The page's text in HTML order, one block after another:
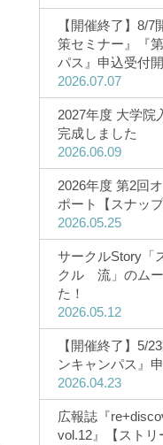
キャン
一人暮
学費
学費・
奨学金
高等教
の方へ
【開催終了】8/
策セミナー』『
パス』申込受付開
2026.07.07
2027年度 大学院
完成しました
2026.06.09
2026年度 第2回
ポート【スナッ
2026.05.25
サークルStory「
クル 流」のム
た！
2026.05.12
【開催終了】5/
ンキャンパス』
2026.04.23
広報誌『
vol.12』【ストリ